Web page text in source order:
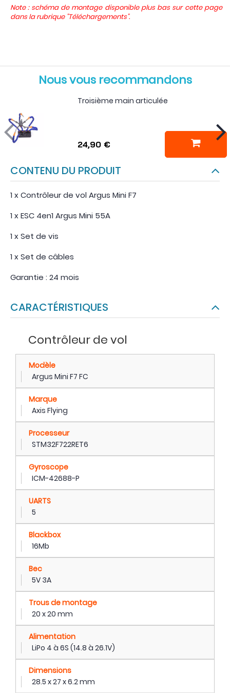
Note : schéma de montage disponible plus bas sur cette page
dans la rubrique "Téléchargements".
Nous vous recommandons
Troisième main articulée
24,90 €
CONTENU DU PRODUIT
1 x Contrôleur de vol Argus Mini F7
1 x ESC 4en1 Argus Mini 55A
1 x Set de vis
1 x Set de câbles
Garantie : 24 mois
CARACTÉRISTIQUES
Contrôleur de vol
Modèle
Argus Mini F7 FC
Marque
Axis Flying
Processeur
STM32F722RET6
Gyroscope
ICM-42688-P
UARTS
5
Blackbox
16Mb
Bec
5V 3A
Trous de montage
20 x 20 mm
Alimentation
LiPo 4 à 6S (14.8 à 26.1V)
Dimensions
28.5 x 27 x 6.2 mm